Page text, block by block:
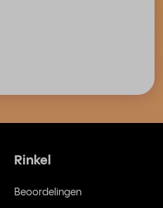
Rinkel
Beoordelingen